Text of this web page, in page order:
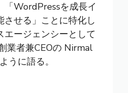
「WordPressを成長イ
させる」ことに特化し
エージェンシーとして
業者兼CEOの Nirmal
うに語る。